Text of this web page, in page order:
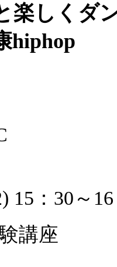
楽しくダ
hiphop
15：30～
講座